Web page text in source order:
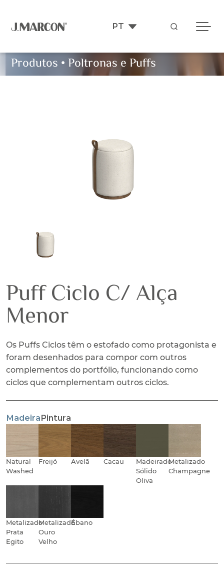
Produtos •Poltronas e Puffs
Puff Ciclo C/ Alça
Menor
Os Puffs Ciclos têm o estofado como protagonista e
foram desenhados para compor com outros
complementos do portfólio, funcionando como
ciclos que complementam outros ciclos.
MadeiraPintura
Natural
Washed
Freijó Avelã Cacau
Madeirado
Sólido
Oliva
Metalizado
Champagne
Metalizado
Prata
Egito
Metalizado
Ouro
Velho
Ébano